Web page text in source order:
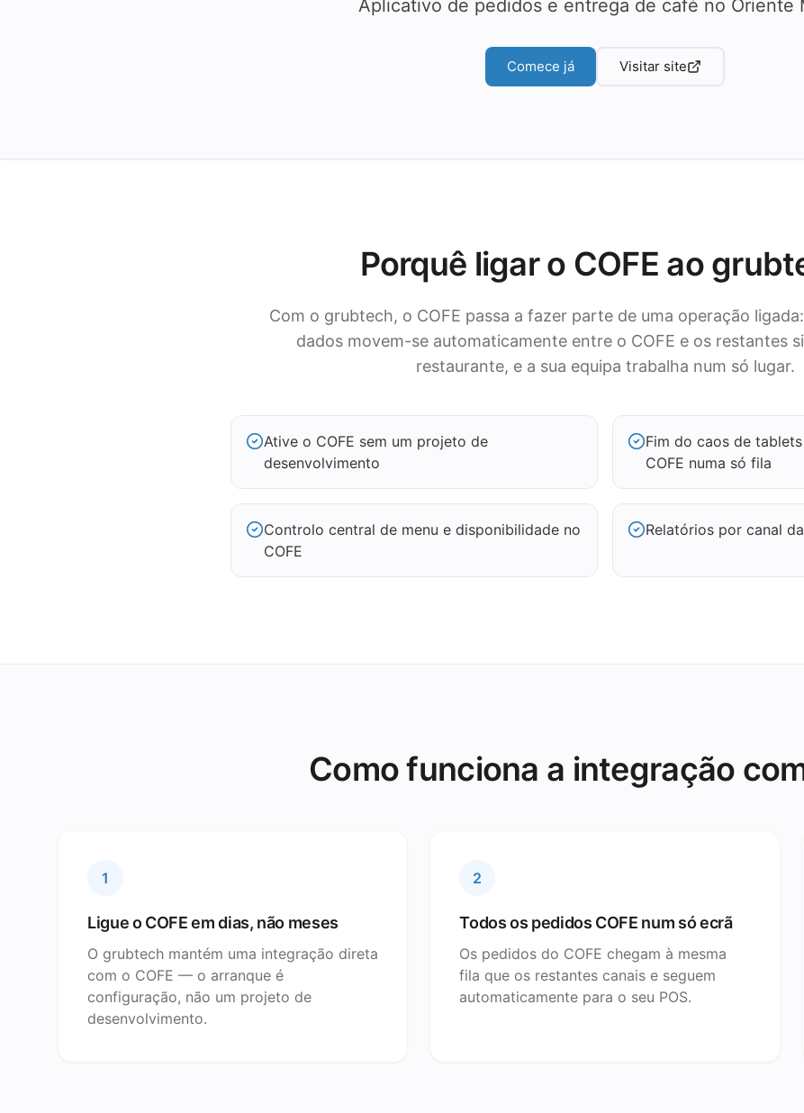
Aplicativo de pedidos e entrega de café no Oriente
Comece já Visitar site
Porquê ligar o COFE ao
Com o grubtech, o COFE passa a fazer parte de uma operação
dados movem-se automaticamente entre o COFE e os restantes
restaurante, e a sua equipa trabalha num só lugar.
Ative o COFE sem um projeto de
desenvolvimento
Fim do caos de
COFE numa só fila
Controlo central de menu e disponibilidade no
COFE
Relatórios por canal
Como funciona a integração
1
Ligue o COFE em dias, não meses
O grubtech mantém uma integração direta
com o COFE — o arranque é
configuração, não um projeto de
desenvolvimento.
2
Todos os pedidos COFE num só ecrã
Os pedidos do COFE chegam à mesma
fila que os restantes canais e seguem
automaticamente para o seu POS.